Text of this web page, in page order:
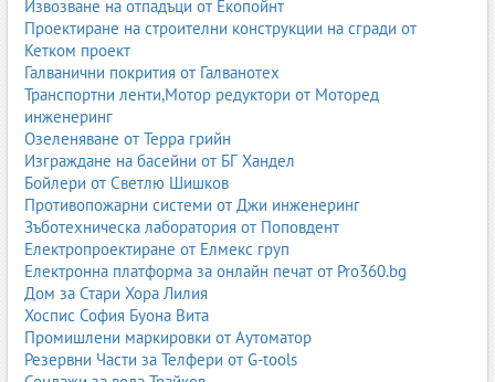
симптомите не станат тежки. Ранната диагностика е ключова за
успешното лечение.
Симптоми, които не трябва да се игнорират:
Продължителна кашлица (повече от 3 седмици)
Задух при минимално усилие
Хрипове или свирене в гърдите
Болка в гърдите при дишане
Повтарящи се инфекции
Кръв в храчките
Хронична умора и слабост
При хора с хронични заболявания е важно редовното
наблюдение, за да се предотвратят обостряния и усложнения.
Рискови фактори за белодробни заболявания
Извозване на отпадъци от Екопойнт
Проектиране на строителни конструкции на сгради от
Кетком проект
Галванични покрития от Галванотех
Транспортни ленти,Мотор редуктори от Моторед
инженеринг
Озеленяване от Терра грийн
Изграждане на басейни от БГ Хандел
Бойлери от Светлю Шишков
Противопожарни системи от Джи инженеринг
Зъботехническа лаборатория от Поповдент
Електропроектиране от Елмекс груп
Електронна платформа за онлайн печат от Pro360.bg
Дом за Стари Хора Лилия
Хоспис София Буона Вита
Промишлени маркировки от Аутоматор
Резервни Части за Телфери от G-tools